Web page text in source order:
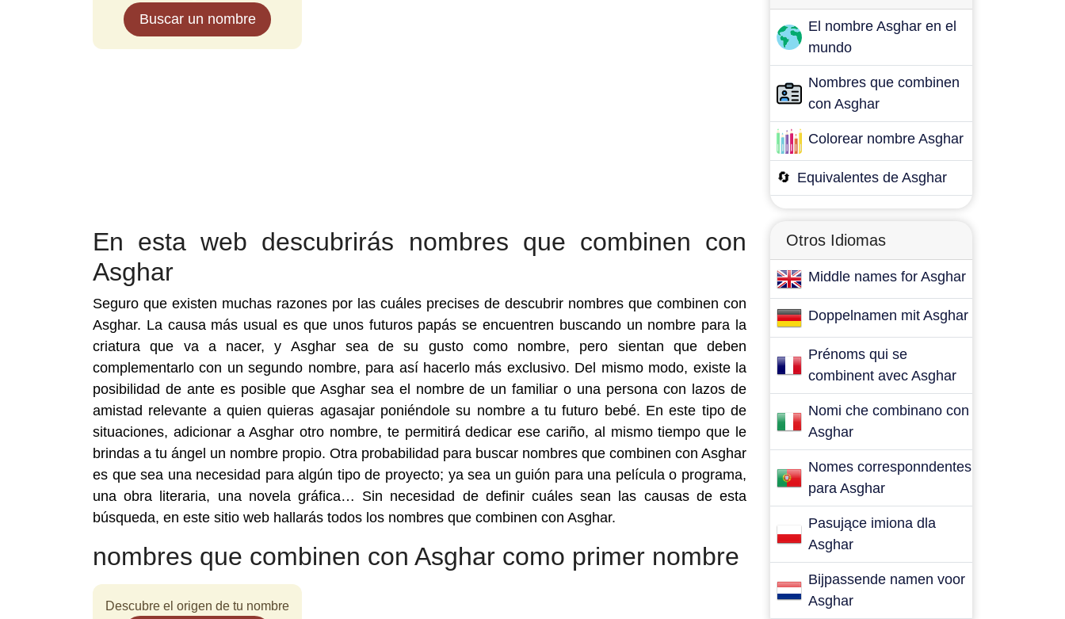
Buscar un nombre
En esta web descubrirás nombres que combinen con
Asghar
Seguro que existen muchas razones por las cuáles precises de descubrir nombres que combinen con
Asghar. La causa más usual es que unos futuros papás se encuentren buscando un nombre para la
criatura que va a nacer, y Asghar sea de su gusto como nombre, pero sientan que deben
complementarlo con un segundo nombre, para así hacerlo más exclusivo. Del mismo modo, existe la
posibilidad de ante es posible que Asghar sea el nombre de un familiar o una persona con lazos de
amistad relevante a quien quieras agasajar poniéndole su nombre a tu futuro bebé. En este tipo de
situaciones, adicionar a Asghar otro nombre, te permitirá dedicar ese cariño, al mismo tiempo que le
brindas a tu ángel un nombre propio. Otra probabilidad para buscar nombres que combinen con Asghar
es que sea una necesidad para algún tipo de proyecto; ya sea un guión para una película o programa,
una obra literaria, una novela gráfica… Sin necesidad de definir cuáles sean las causas de esta
búsqueda, en este sitio web hallarás todos los nombres que combinen con Asghar.
nombres que combinen con Asghar como primer nombre
Descubre el origen de tu nombre
El nombre Asghar en el
mundo
Nombres que combinen
con Asghar
Colorear nombre Asghar
🔄 Equivalentes de Asghar
Otros Idiomas
Middle names for Asghar
Doppelnamen mit Asghar
Prénoms qui se
combinent avec Asghar
Nomi che combinano con
Asghar
Nomes corresponndentes
para Asghar
Pasujące imiona dla
Asghar
Bijpassende namen voor
Asghar